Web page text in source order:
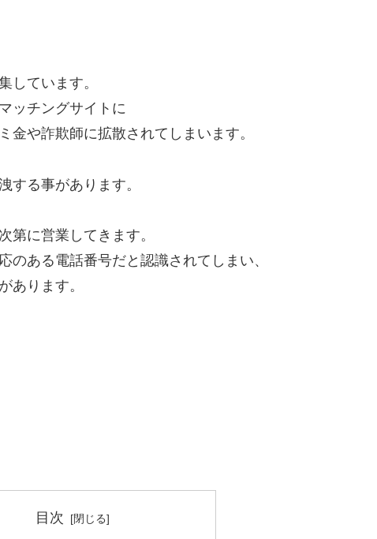
しています。
ッチングサイトに
金や詐欺師に拡散されてしまいます。
する事があります。
第に営業してきます。
のある電話番号だと認識されてしまい、
あります。
目次